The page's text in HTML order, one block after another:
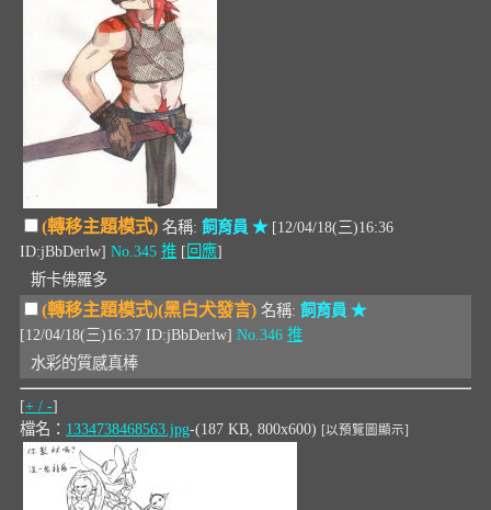
(轉移主題模式) 名稱: 飼育員 ★[12/04/18(三)16:36
ID:jBbDerlw] No.345 推 [ 回應]
斯卡佛羅多
(轉移主題模式)(黑白犬發言) 名稱: 飼育員 ★
[12/04/18(三)16:37 ID:jBbDerlw] No.346 推
水彩的質感真棒
[+ / -]
檔名： 1334738468563.jpg-(187 KB, 800x600) [以預覽圖顯示]